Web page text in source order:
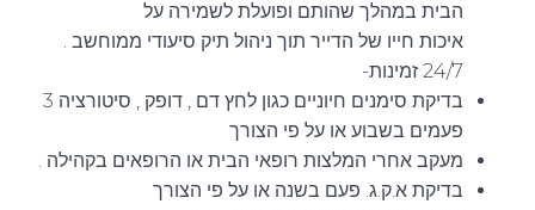
הבית במהלך שהותם ופועלת לשמירה על
איכות חייו של הדייר תוך ניהול תיק סיעודי ממוחשב .
24/7 זמינות-
בדיקת סימנים חיוניים כגון לחץ דם , דופק , סיטורציה 3
פעמים בשבוע או על פי הצורך
מעקב אחרי המלצות רופאי הבית או הרופאים בקהילה .
בדיקת א.ק.ג. פעם בשנה או על פי הצורך